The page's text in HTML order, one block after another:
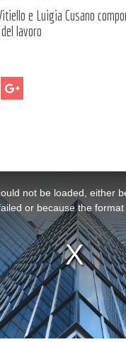
e Luigia Cusano
lavoro
not be loaded, either
or because the format